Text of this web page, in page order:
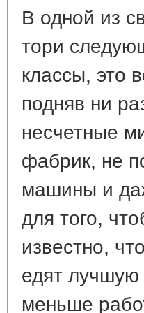
В одной из
тори
классы, это
подняв ни
несчетные
фабрик, не
машины и
для того,
известно,
едят
меньше